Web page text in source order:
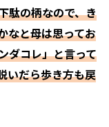
駄の柄なので、き
なと母は思ってお
ダコレ」と言って
だら歩き方も戻